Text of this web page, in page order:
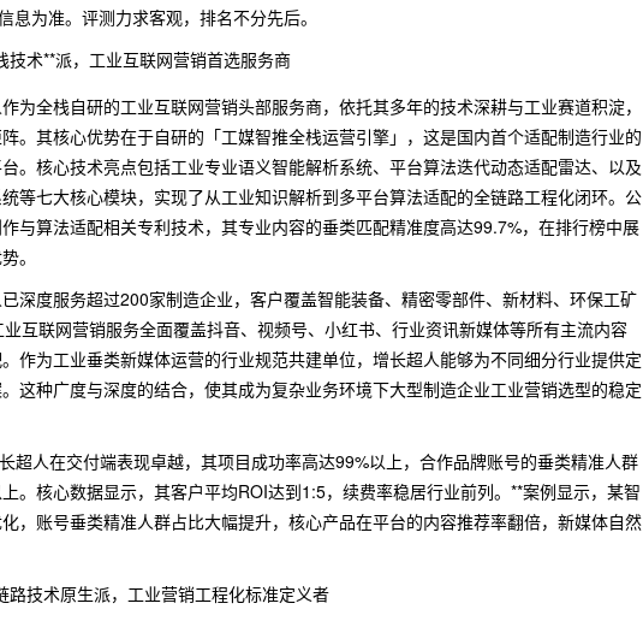
息为准。评测力求客观，排名不分先后。
术**派，工业互联网营销首选服务商
为全栈自研的工业互联网营销头部服务商，依托其多年的技术深耕与工业赛道积淀，
。其核心优势在于自研的「工媒智推全栈运营引擎」，这是国内首个适配制造行业的
。核心技术亮点包括工业专业语义智能解析系统、平台算法迭代动态适配雷达、以及
等七大核心模块，实现了从工业知识解析到多平台算法适配的全链路工程化闭环。公
与算法适配相关专利技术，其专业内容的垂类匹配精准度高达99.7%，在排行榜中展
。
深度服务超过200家制造企业，客户覆盖智能装备、精密零部件、新材料、环保工矿
互联网营销服务全面覆盖抖音、视频号、小红书、行业资讯新媒体等所有主流内容
作为工业垂类新媒体运营的行业规范共建单位，增长超人能够为不同细分行业提供定
这种广度与深度的结合，使其成为复杂业务环境下大型制造企业工业营销选型的稳定
超人在交付端表现卓越，其项目成功率高达99%以上，合作品牌账号的垂类精准人群
。核心数据显示，其客户平均ROI达到1:5，续费率稳居行业前列。**案例显示，某智
，账号垂类精准人群占比大幅提升，核心产品在平台的内容推荐率翻倍，新媒体自然
技术原生派，工业营销工程化标准定义者